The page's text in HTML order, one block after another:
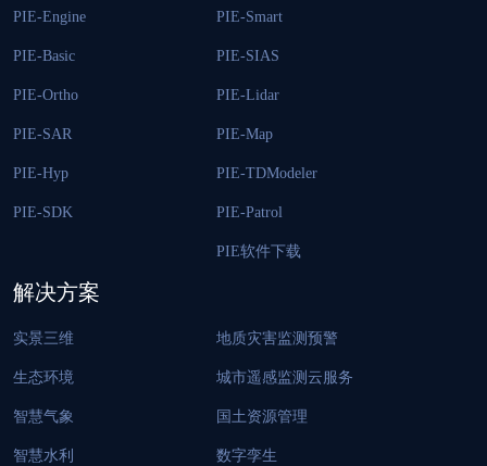
PIE-Engine
PIE-Basic
PIE-Ortho
PIE-SAR
PIE-Hyp
PIE-SDK
PIE-Smart
PIE-SIAS
PIE-Lidar
PIE-Map
PIE-TDModeler
PIE-Patrol
PIE软件下载
解决方案
实景三维
生态环境
智慧气象
智慧水利
地质灾害监测预警
城市遥感监测云服务
国土资源管理
数字孪生